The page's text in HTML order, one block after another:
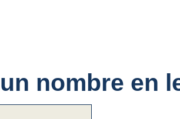
nombre en